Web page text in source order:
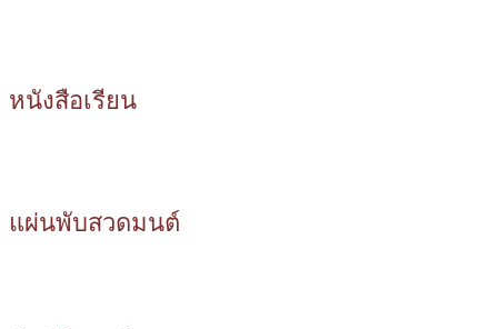
หนังสือเรียน
แผ่นพับสวดมนต์